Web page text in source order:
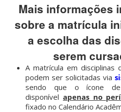
Mais informações
sobre a matrícula
a escolha das
serem
A matrícula em disciplinas
podem ser solicitadas via
sendo que o ícone de
disponível apenas no
fixado no Calendário